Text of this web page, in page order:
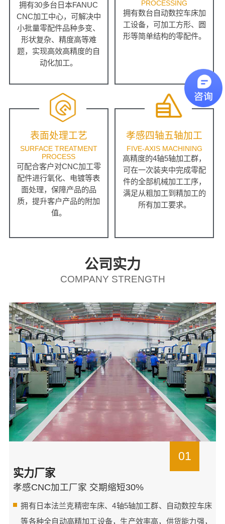
拥有30多台日本FANUC
CNC加工中心，可解决中
小批量零配件品种多变、
形状复杂、精度高等难
题，实现高效高精度的自
动化加工。
PROCESSING
拥有数台自动数控车床加
工设备，可加工方形、圆
形等简单结构的零配件。
表面处理工艺
SURFACE TREATMENT
PROCESS
可配合客户对CNC加工零
配件进行氧化、电镀等表
面处理，保障产品的品
质，提升客户产品的附加
值。
孝感四轴五轴加工
FIVE-AXIS MACHINING
高精度的4轴5轴加工群，
可在一次装夹中完成零配
件的全部机械加工工序，
满足从粗加工到精加工的
所有加工要求。
公司实力
COMPANY STRENGTH
01
实力厂家
孝感CNC加工厂家 交期缩短30%
拥有日本法兰克精密车床、4轴5轴加工群、自动数控车床
等各种全自动高精加工设备，生产效率高，供货能力强，